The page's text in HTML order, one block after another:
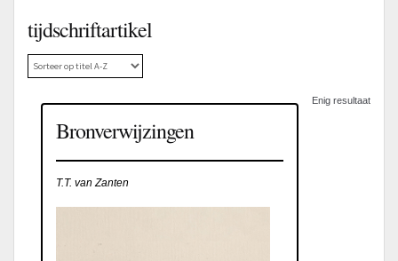
tijdschriftartikel
Enig resultaat
Bronverwijzingen
T.T. van Zanten